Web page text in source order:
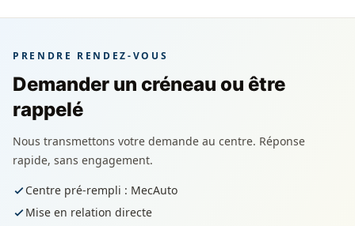
PRENDRE RENDEZ-VOUS
Demander un créneau ou être
rappelé
Nous transmettons votre demande au centre. Réponse
rapide, sans engagement.
Centre pré-rempli : MecAuto
Mise en relation directe